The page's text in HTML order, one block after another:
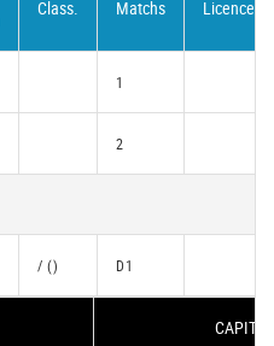
Class. Matchs Licence
1
2
/ () D1